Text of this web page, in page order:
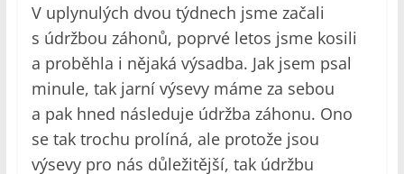
V uplynulých dvou týdnech jsme začali
s údržbou záhonů, poprvé letos jsme kosili
a proběhla i nějaká výsadba. Jak jsem psal
minule, tak jarní výsevy máme za sebou
a pak hned následuje údržba záhonu. Ono
se tak trochu prolíná, ale protože jsou
výsevy pro nás důležitější, tak údržbu